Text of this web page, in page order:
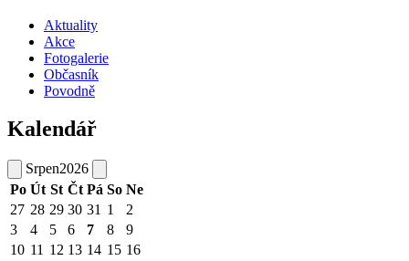
Aktuality
Akce
Fotogalerie
Občasník
Povodně
Kalendář
Srpen2026
Po Út St Čt Pá So Ne
27 28 29 30 31 1
2
3
4 5 6 7 8
9
10 11 12 13 14 15 16